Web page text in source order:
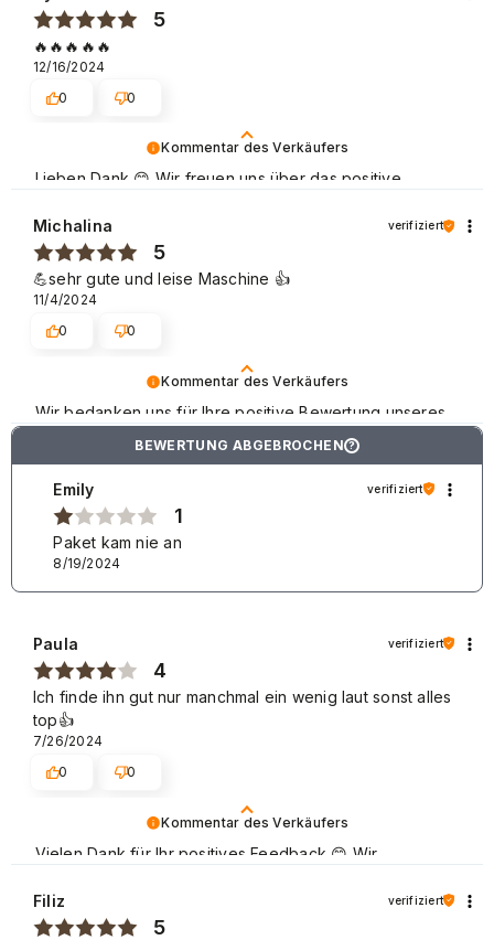
Kommentar des Verkäufers
Lieben Dank 😊 Wir freuen uns über das positive
uns einkaufen. Beste Grüße
5
🔥🔥🔥🔥🔥
12/16/2024
0
0
Kommentar des Verkäufers
Wir bedanken uns für Ihre positive Bewertung unseres
Shops. Wir empfehlen uns für die Zukunft. Freundliche
Michalina verifiziert
5
💪sehr gute und leise Maschine 👍️
11/4/2024
0
0
BEWERTUNG ABGEBROCHEN ?
Emily verifiziert
1
Paket kam nie an
8/19/2024
Kommentar des Verkäufers
Vielen Dank für Ihr positives Feedback 😊 Wir
und Dienstleistungen, damit diese auf höchstem Niveau
sind. Schöne Grüße
Paula verifiziert
4
Ich finde ihn gut nur manchmal ein wenig laut sonst alles
top👍️
7/26/2024
0
0
Filiz verifiziert
5